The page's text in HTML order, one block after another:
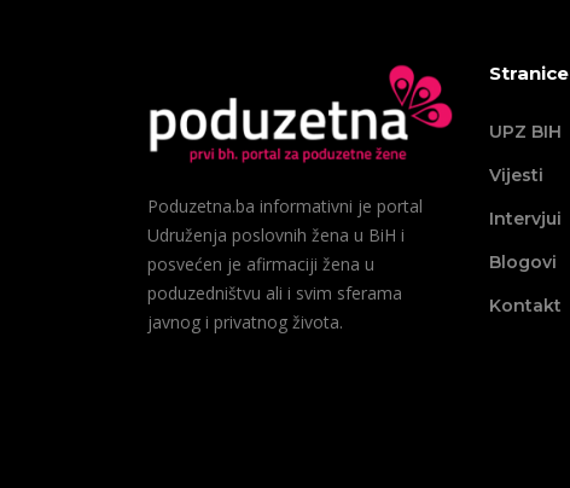
Poduzetna.ba informativni je portal
Udruženja poslovnih žena u BiH i
posvećen je afirmaciji žena u
poduzedništvu ali i svim sferama
javnog i privatnog života.
Stranice
UPZ BIH
Vijesti
Intervjui
Blogovi
Kontakt